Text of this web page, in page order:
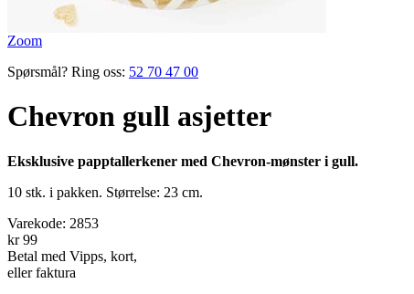
Zoom
Spørsmål? Ring oss: 52 70 47 00
Chevron gull asjetter
Eksklusive papptallerkener med Chevron-mønster i gull.
10 stk. i pakken. Størrelse: 23 cm.
Varekode: 2853
kr 99
Betal med Vipps, kort,
eller faktura